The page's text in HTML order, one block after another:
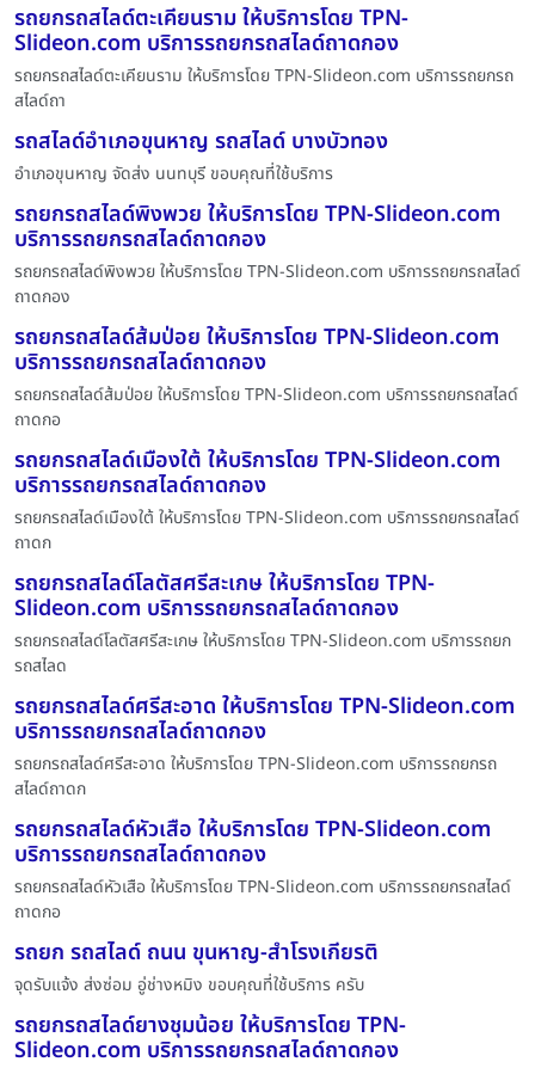
รถยกรถสไลด์ตะเคียนราม ให้บริการโดย TPN-
Slideon.com บริการรถยกรถสไลด์ถาดกอง
รถยกรถสไลด์ตะเคียนราม ให้บริการโดย TPN-Slideon.com บริการรถยกรถ
สไลด์ถา
รถสไลด์อำเภอขุนหาญ รถสไลด์ บางบัวทอง
อำเภอขุนหาญ จัดส่ง นนทบุรี ขอบคุณที่ใช้บริการ
รถยกรถสไลด์พิงพวย ให้บริการโดย TPN-Slideon.com
บริการรถยกรถสไลด์ถาดกอง
รถยกรถสไลด์พิงพวย ให้บริการโดย TPN-Slideon.com บริการรถยกรถสไลด์
ถาดกอง
รถยกรถสไลด์ส้มป่อย ให้บริการโดย TPN-Slideon.com
บริการรถยกรถสไลด์ถาดกอง
รถยกรถสไลด์ส้มป่อย ให้บริการโดย TPN-Slideon.com บริการรถยกรถสไลด์
ถาดกอ
รถยกรถสไลด์เมืองใต้ ให้บริการโดย TPN-Slideon.com
บริการรถยกรถสไลด์ถาดกอง
รถยกรถสไลด์เมืองใต้ ให้บริการโดย TPN-Slideon.com บริการรถยกรถสไลด์
ถาดก
รถยกรถสไลด์โลตัสศรีสะเกษ ให้บริการโดย TPN-
Slideon.com บริการรถยกรถสไลด์ถาดกอง
รถยกรถสไลด์โลตัสศรีสะเกษ ให้บริการโดย TPN-Slideon.com บริการรถยก
รถสไลด
รถยกรถสไลด์ศรีสะอาด ให้บริการโดย TPN-Slideon.com
บริการรถยกรถสไลด์ถาดกอง
รถยกรถสไลด์ศรีสะอาด ให้บริการโดย TPN-Slideon.com บริการรถยกรถ
สไลด์ถาดก
รถยกรถสไลด์หัวเสือ ให้บริการโดย TPN-Slideon.com
บริการรถยกรถสไลด์ถาดกอง
รถยกรถสไลด์หัวเสือ ให้บริการโดย TPN-Slideon.com บริการรถยกรถสไลด์
ถาดกอ
รถยก รถสไลด์ ถนน ขุนหาญ-สำโรงเกียรติ
จุดรับแจ้ง ส่งซ่อม อู่ช่างหมิง ขอบคุณที่ใช้บริการ ครับ
รถยกรถสไลด์ยางชุมน้อย ให้บริการโดย TPN-
Slideon.com บริการรถยกรถสไลด์ถาดกอง